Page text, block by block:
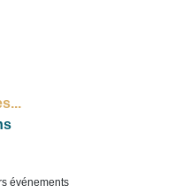
événements